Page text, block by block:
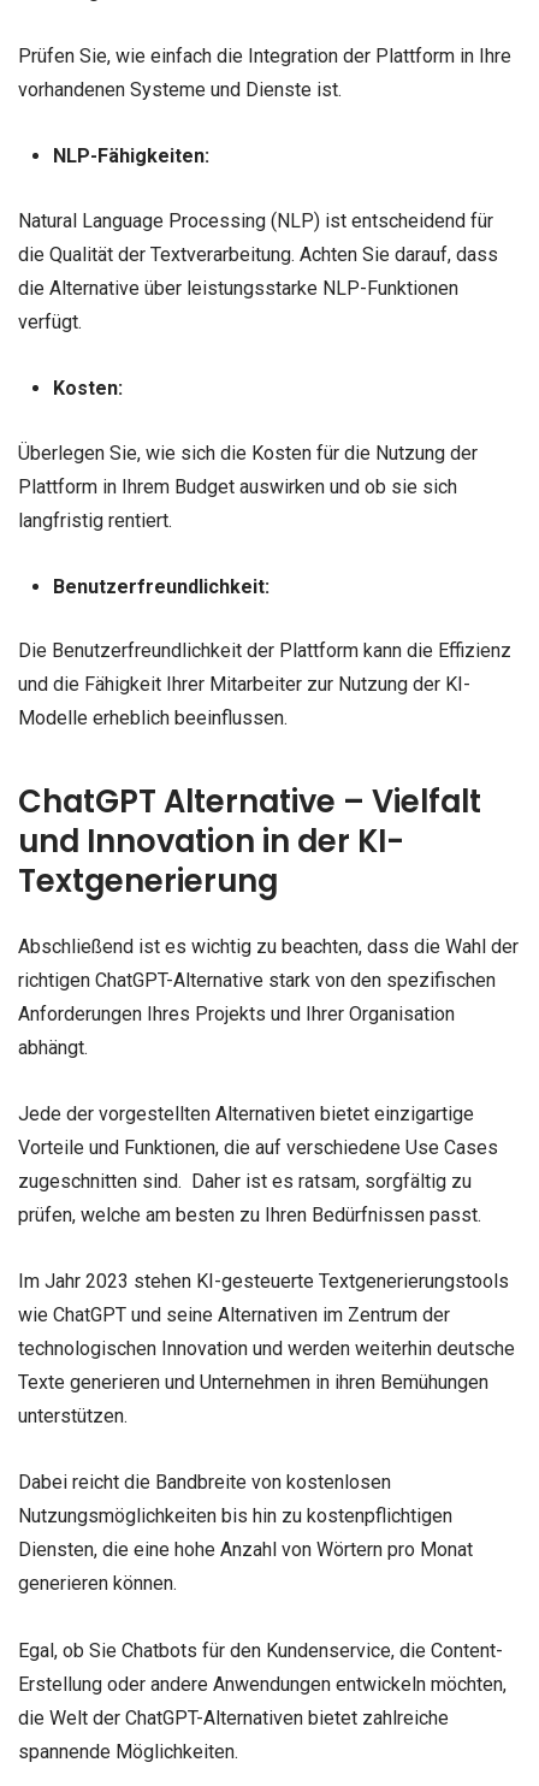
Prüfen Sie, wie einfach die Integration der Plattform in Ihre
vorhandenen Systeme und Dienste ist.
NLP-Fähigkeiten:
Natural Language Processing (NLP) ist entscheidend für
die Qualität der Textverarbeitung. Achten Sie darauf, dass
die Alternative über leistungsstarke NLP-Funktionen
verfügt.
Kosten:
Überlegen Sie, wie sich die Kosten für die Nutzung der
Plattform in Ihrem Budget auswirken und ob sie sich
langfristig rentiert.
Benutzerfreundlichkeit:
Die Benutzerfreundlichkeit der Plattform kann die Effizienz
und die Fähigkeit Ihrer Mitarbeiter zur Nutzung der KI-
Modelle erheblich beeinflussen.
ChatGPT Alternative – Vielfalt
und Innovation in der KI-
Textgenerierung
Abschließend ist es wichtig zu beachten, dass die Wahl der
richtigen ChatGPT-Alternative stark von den spezifischen
Anforderungen Ihres Projekts und Ihrer Organisation
abhängt.
Jede der vorgestellten Alternativen bietet einzigartige
Vorteile und Funktionen, die auf verschiedene Use Cases
zugeschnitten sind. Daher ist es ratsam, sorgfältig zu
prüfen, welche am besten zu Ihren Bedürfnissen passt.
Im Jahr 2023 stehen KI-gesteuerte Textgenerierungstools
wie ChatGPT und seine Alternativen im Zentrum der
technologischen Innovation und werden weiterhin deutsche
Texte generieren und Unternehmen in ihren Bemühungen
unterstützen.
Dabei reicht die Bandbreite von kostenlosen
Nutzungsmöglichkeiten bis hin zu kostenpflichtigen
Diensten, die eine hohe Anzahl von Wörtern pro Monat
generieren können.
Egal, ob Sie Chatbots für den Kundenservice, die Content-
Erstellung oder andere Anwendungen entwickeln möchten,
die Welt der ChatGPT-Alternativen bietet zahlreiche
spannende Möglichkeiten.